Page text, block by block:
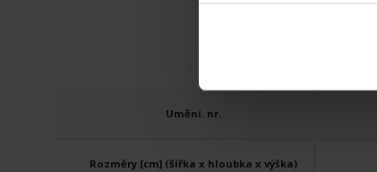
Umění. nr.
Rozměry [cm] (šířka x hloubka x výška)